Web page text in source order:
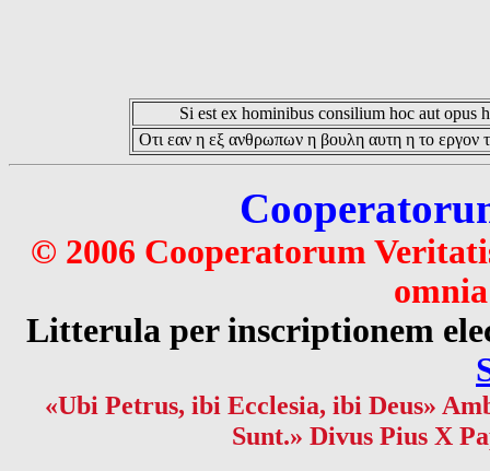
Si est ex hominibus consilium hoc aut opus
Οτι εαν η εξ ανθρωπων η βουλη αυτη η το εργον
© 2006 Cooperatorum
Litterula per inscriptionem
«Ubi Petrus, ibi Ecclesia, ibi Deus»
Sunt.» Divus Pius X